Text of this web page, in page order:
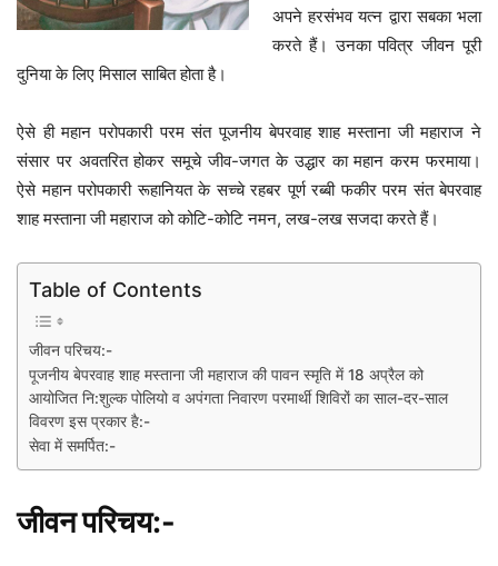
अपने हरसंभव यत्न द्वारा सबका भला
करते हैं। उनका पवित्र जीवन पूरी
दुनिया के लिए मिसाल साबित होता है।
ऐसे ही महान परोपकारी परम संत पूजनीय बेपरवाह शाह मस्ताना जी महाराज ने
संसार पर अवतरित होकर समूचे जीव-जगत के उद्धार का महान करम फरमाया।
ऐसे महान परोपकारी रूहानियत के सच्चे रहबर पूर्ण रब्बी फकीर परम संत बेपरवाह
शाह मस्ताना जी महाराज को कोटि-कोटि नमन, लख-लख सजदा करते हैं।
Table of Contents
जीवन परिचय:-
पूजनीय बेपरवाह शाह मस्ताना जी महाराज की पावन स्मृति में 18 अप्रैल को
आयोजित नि:शुल्क पोलियो व अपंगता निवारण परमार्थी शिविरों का साल-दर-साल
विवरण इस प्रकार है:-
सेवा में समर्पित:-
जीवन परिचय:-